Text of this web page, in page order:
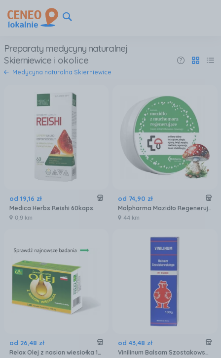
Preparaty medycyny naturalnej
Skierniewice i okolice
Medycyna naturalna Skierniewice
od 19,16 zł
Medica Herbs Reishi 60kaps.
0,9 km
od 74,90 zł
Molpharma Mazidło Regenerujące Z Muchomora 100ml
44 km
od 26,48 zł
Relax Olej z nasion wiesiołka 100kaps.
od 43,48 zł
Vinilinum Balsam Szostakowskiego 100g